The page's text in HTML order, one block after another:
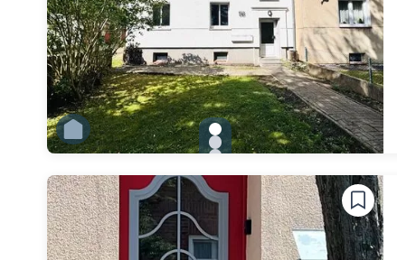
gallery.slide_selector
Zu Slide 1 wechseln
Zu Slide 2 wechseln
Zu Slide 4 wechseln
Zu Slide 5 wechseln
Zu Slide 6 wechseln